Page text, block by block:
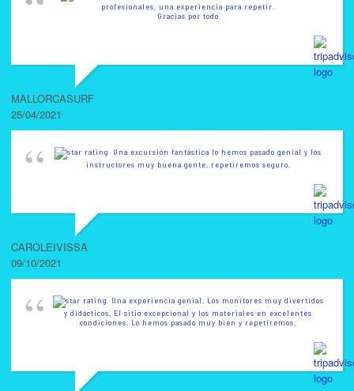
profesionales, una experiencia para repetir.
Gracias por todo
MALLORCASURF
25/04/2021
Una excursión fantástica lo hemos pasado genial y los
instructores muy buena gente, repetiremos seguro.
CAROLEIVISSA
09/10/2021
Una experiencia genial. Los monitores muy divertidos
y didácticos. El sitio excepcional y los materiales en excelentes
condiciones. Lo hemos pasado muy bien y repetiremos.